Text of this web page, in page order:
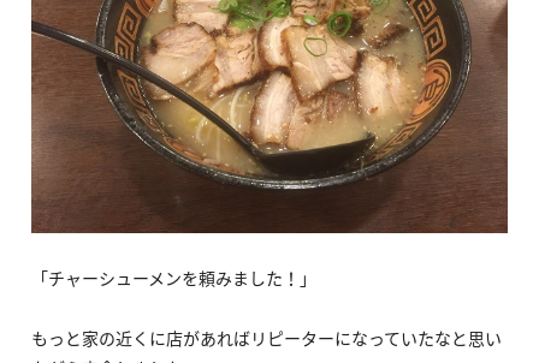
「チャーシューメンを頼みました！」
もっと家の近くに店があればリピーターになっていたなと思い